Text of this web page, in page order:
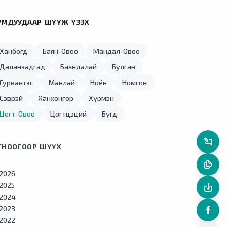
ШҮҮЖ ҮЗЭХ
Ханбогд Баян-Овоо
Мандал-Овоо
Даланзадгад
Баяндалай
Булган
Гурвантэс
Манлай Ноён
Номгон
Сэврэй
Ханхонгор
Хүрмэн
Цогт-Овоо
Цогтцэций Бүгд
ШҮҮХ